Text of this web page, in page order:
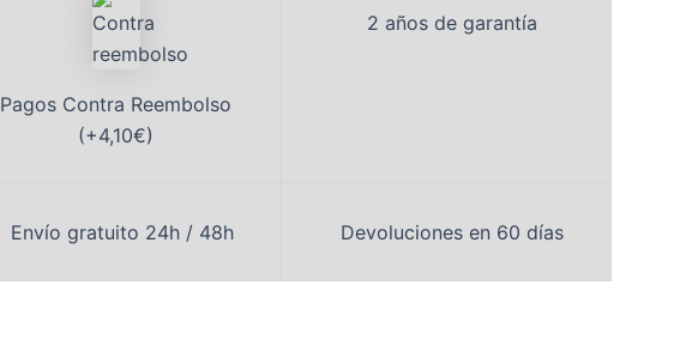
Pagos Contra Reembolso
(+4,10€)
2 años de garantía
Envío gratuito 24h / 48h Devoluciones en 60 días